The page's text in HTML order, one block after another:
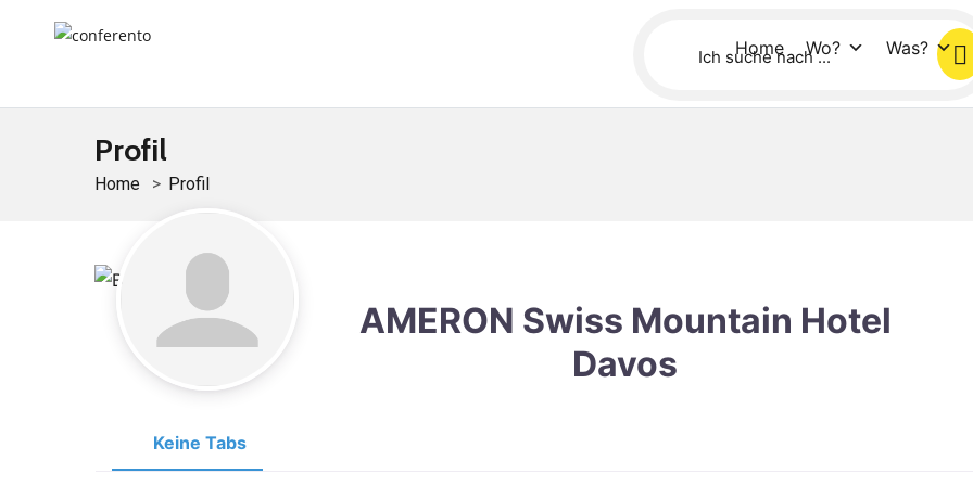
Home Wo? Was?
Profil
Home Profil
AMERON Swiss Mountain Hotel
Davos
Keine Tabs